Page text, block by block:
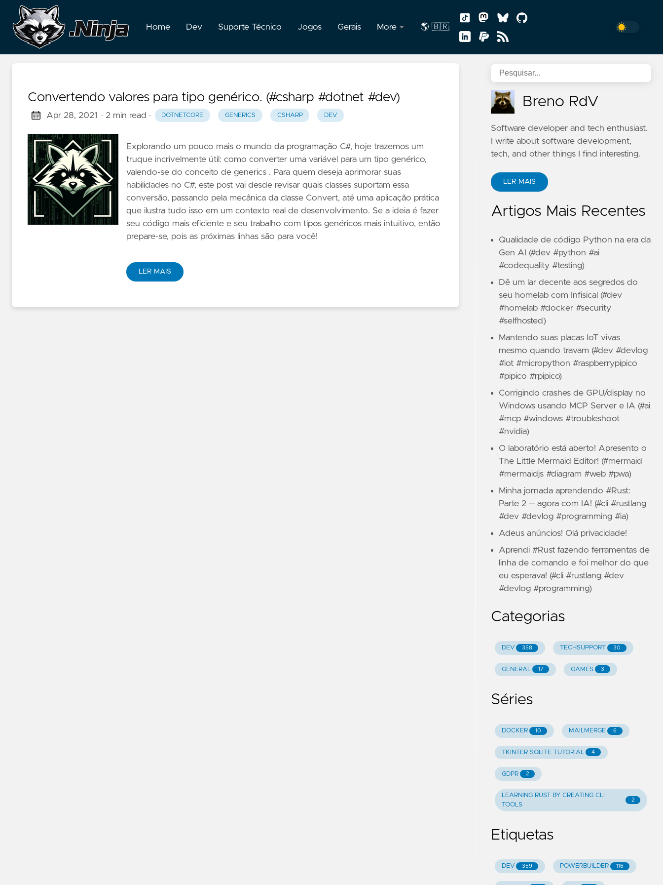
Home Dev Suporte Técnico Jogos Gerais More
F.A.Q
Sobre
🌎 🇧🇷
🇧🇷
Convertendo valores para tipo genérico. (#csharp #dotnet #dev)
Apr 28, 2021 · 2 min read · DOTNETCORE GENERICS CSHARP DEV
Explorando um pouco mais o mundo da programação C#, hoje trazemos um
truque incrivelmente útil: como converter uma variável para um tipo genérico,
valendo-se do conceito de generics . Para quem deseja aprimorar suas
habilidades no C#, este post vai desde revisar quais classes suportam essa
conversão, passando pela mecânica da classe Convert, até uma aplicação prática
que ilustra tudo isso em um contexto real de desenvolvimento. Se a ideia é fazer
seu código mais eficiente e seu trabalho com tipos genéricos mais intuitivo, então
prepare-se, pois as próximas linhas são para você!
LER MAIS
Breno RdV
Software developer and tech enthusiast.
I write about software development,
tech, and other things I find interesting.
LER MAIS
Artigos Mais Recentes
Qualidade de código Python na era da
Gen AI (#dev #python #ai
#codequality #testing)
Dê um lar decente aos segredos do
seu homelab com Infisical (#dev
#homelab #docker #security
#selfhosted)
Mantendo suas placas IoT vivas
mesmo quando travam (#dev #devlog
#iot #micropython #raspberrypipico
#pipico #rpipico)
Corrigindo crashes de GPU/display no
Windows usando MCP Server e IA (#ai
#mcp #windows #troubleshoot
#nvidia)
O laboratório está aberto! Apresento o
The Little Mermaid Editor! (#mermaid
#mermaidjs #diagram #web #pwa)
Minha jornada aprendendo #Rust:
Parte 2 -- agora com IA! (#cli #rustlang
#dev #devlog #programming #ia)
Adeus anúncios! Olá privacidade!
Aprendi #Rust fazendo ferramentas de
linha de comando e foi melhor do que
eu esperava! (#cli #rustlang #dev
#devlog #programming)
Categorias
DEV 358 TECHSUPPORT 30
GENERAL 17 GAMES 3
Séries
DOCKER 10 MAILMERGE 6
TKINTER SQLITE TUTORIAL 4
GDPR 2
LEARNING RUST BY CREATING CLI
TOOLS
2
Etiquetas
DEV 359 POWERBUILDER 116